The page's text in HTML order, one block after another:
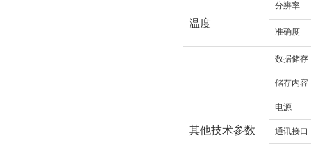
温度
分辨率
准确度
其他技术参数
数据储存
储存内容
电源
通讯接口